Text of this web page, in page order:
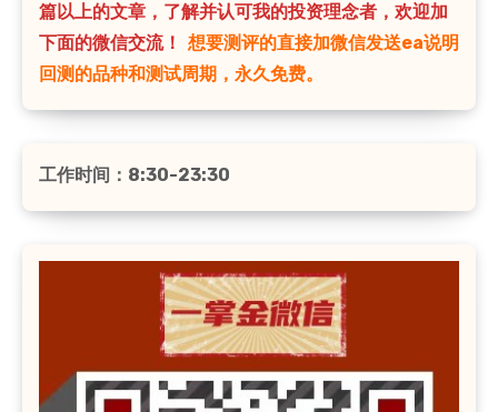
篇以上的文章，了解并认可我的投资理念者，欢迎加
下面的微信交流！
想要测评的直接加微信发送ea说明
回测的品种和测试周期，永久免费。
工作时间：8:30-23:30